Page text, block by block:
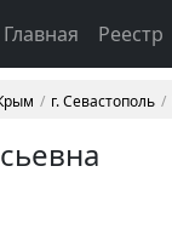
Главная Реестр
г. Севастополь